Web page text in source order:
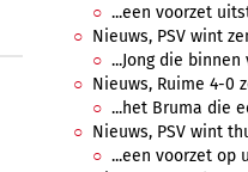
...een voorzet
Nieuws, PSV wint
...Jong die
Nieuws, Ruime 4-0
...het Bruma die
Nieuws, PSV wint
...een voorzet op